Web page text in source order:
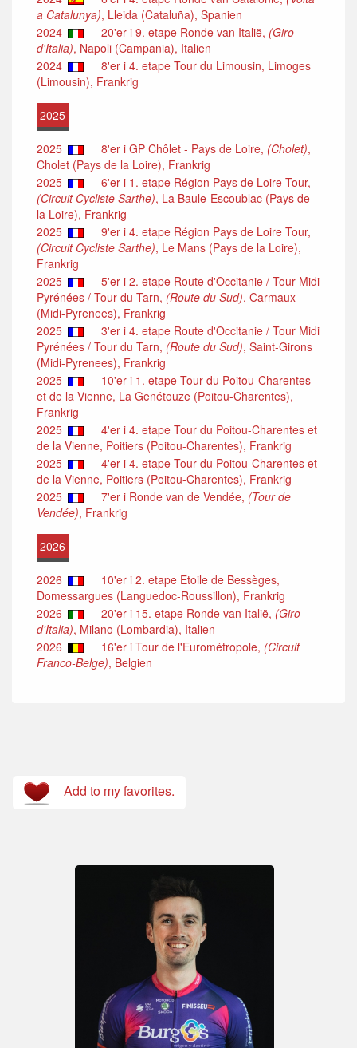
a Catalunya), Lleida (Cataluña), Spanien
2024
20'er i 9. etape Ronde van Italië, (Giro
d'Italia), Napoli (Campania), Italien
2024
8'er i 4. etape Tour du Limousin, Limoges
(Limousin), Frankrig
2025
2025 8'er i GP Chôlet - Pays de Loire, (Cholet),
Cholet (Pays de la Loire), Frankrig
2025
6'er i 1. etape Région Pays de Loire Tour,
(Circuit Cycliste Sarthe), La Baule-Escoublac (Pays de
la Loire), Frankrig
2025
9'er i 4. etape Région Pays de Loire Tour,
(Circuit Cycliste Sarthe), Le Mans (Pays de la Loire),
Frankrig
2025
5'er i 2. etape Route d'Occitanie / Tour Midi
Pyrénées / Tour du Tarn, (Route du Sud), Carmaux
(Midi-Pyrenees), Frankrig
2025
3'er i 4. etape Route d'Occitanie / Tour Midi
Pyrénées / Tour du Tarn, (Route du Sud), Saint-Girons
(Midi-Pyrenees), Frankrig
2025
10'er i 1. etape Tour du Poitou-Charentes
et de la Vienne, La Genétouze (Poitou-Charentes),
Frankrig
2025
4'er i 4. etape Tour du Poitou-Charentes et
de la Vienne, Poitiers (Poitou-Charentes), Frankrig
2025
4'er i 4. etape Tour du Poitou-Charentes et
de la Vienne, Poitiers (Poitou-Charentes), Frankrig
2025
7'er i Ronde van de Vendée, (Tour de
Vendée), Frankrig
2026
2026
10'er i 2. etape Etoile de Bessèges,
Domessargues (Languedoc-Roussillon), Frankrig
2026
20'er i 15. etape Ronde van Italië, (Giro
d'Italia), Milano (Lombardia), Italien
2026
16'er i Tour de l'Eurométropole, (Circuit
Franco-Belge), Belgien
Add to my favorites.